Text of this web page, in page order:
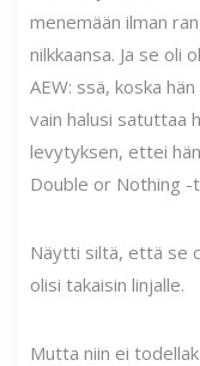
menemään ilman
nilkkaansa. Ja se oli
AEW: ssä, koska
vain halusi satuttaa
levytyksen, ettei
Double or Nothing -
Näytti siltä, ​​että se
olisi takaisin linjalle.
Mutta niin ei